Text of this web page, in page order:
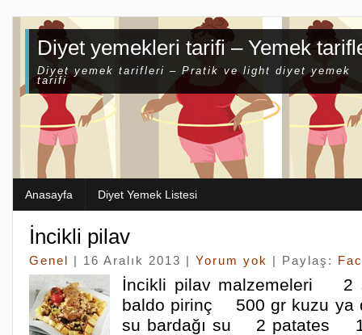
Diyet yemekleri tarifi – Yemek
Diyet yemek tarifleri – Pratik ve light diyet yemek
tarifi
Anasayfa Diyet Yemek Listesi
İncikli pilav
Genel | 16 Aralık 2013 | Yorum yok | Paylaş:
İncikli pilav malzemeleri 2
baldo pirinç 500 gr kuzu
su bardağı su 2 patates